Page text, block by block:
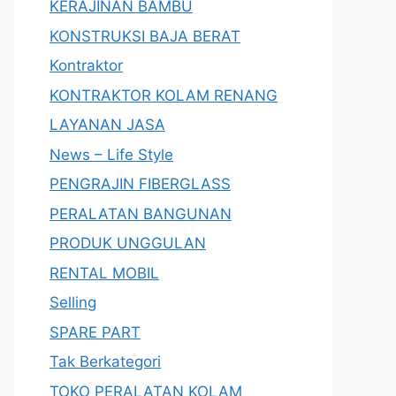
KERAJINAN BAMBU
KONSTRUKSI BAJA BERAT
Kontraktor
KONTRAKTOR KOLAM RENANG
LAYANAN JASA
News – Life Style
PENGRAJIN FIBERGLASS
PERALATAN BANGUNAN
PRODUK UNGGULAN
RENTAL MOBIL
Selling
SPARE PART
Tak Berkategori
TOKO PERALATAN KOLAM